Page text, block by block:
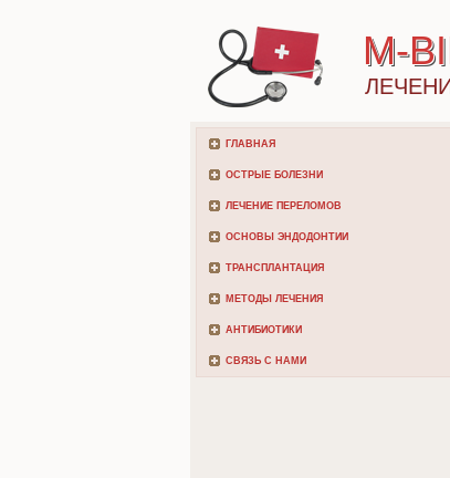
M-
ГЛАВНАЯ
ОСТРЫЕ БОЛЕЗНИ
ЛЕЧЕНИЕ ПЕРЕЛОМОВ
ОСНОВЫ ЭНДОДОНТИИ
ТРАНСПЛАНТАЦИЯ
МЕТОДЫ ЛЕЧЕНИЯ
АНТИБИОТИКИ
СВЯЗЬ С НАМИ